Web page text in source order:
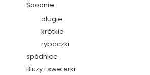
Spodnie
długie
krótkie
rybaczki
spódnice
Bluzy i sweterki